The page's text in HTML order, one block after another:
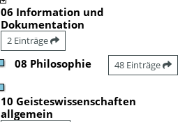
06 Information und
Dokumentation
2 Einträge
08 Philosophie 48 Einträge
10 Geisteswissenschaften
allgemein